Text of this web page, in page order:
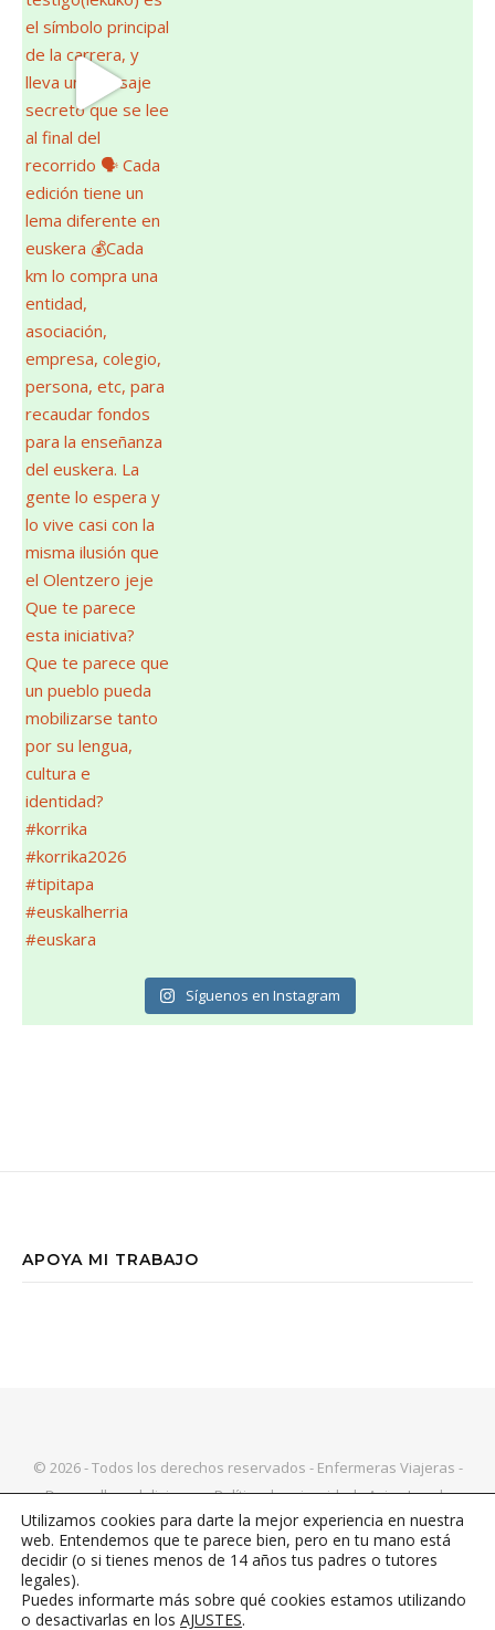
Síguenos en Instagram
APOYA MI TRABAJO
© 2026 - Todos los derechos reservados - Enfermeras Viajeras -
Desarrollo weblivire.es-Política de privacidad-Aviso Legal-
Política de Cookies| Bard Tema deWP Royal.
VOLVER ARRIBA
Utilizamos cookies para darte la mejor experiencia en nuestra
web. Entendemos que te parece bien, pero en tu mano está
decidir (o si tienes menos de 14 años tus padres o tutores
legales).
Puedes informarte más sobre qué cookies estamos utilizando
o desactivarlas en los AJUSTES.